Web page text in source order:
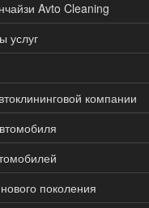
Avto Cleaning
услуг
компании
поколения